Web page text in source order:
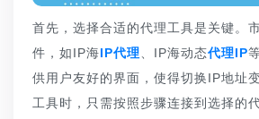
首先，选择合适的代理工具是关键。
件，如IP海IP代理、IP海动态代理IP
供用户友好的界面，使得切换IP地址
工具时，只需按照步骤连接到选择的